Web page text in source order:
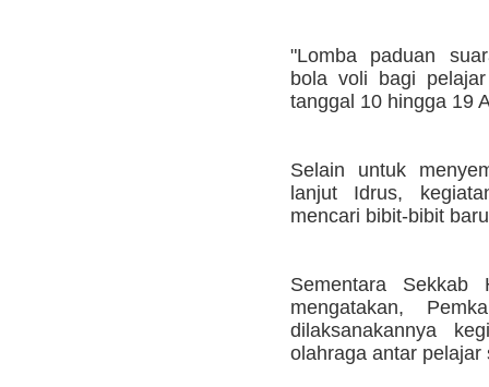
"Lomba paduan
bola voli bagi
tanggal 10 hingga 19
Selain untuk
lanjut Idrus,
mencari bibit-bibit
Sementara Sekkab
mengatakan,
dilaksanakannya
olahraga antar pelajar